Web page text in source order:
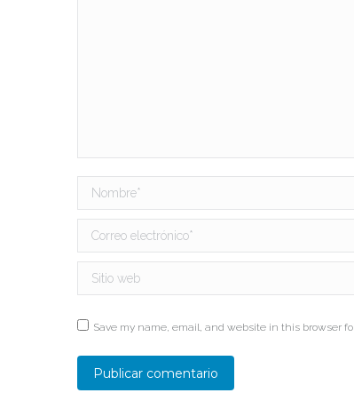
Nombre *
Correo electrónico *
Sitio web
Save my name, email, and website in this browser
Publicar comentario